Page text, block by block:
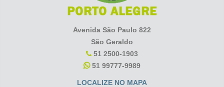
Avenida São Paulo 822
São Geraldo
51 2500-1903
51 99777-9989
LOCALIZE NO MAPA